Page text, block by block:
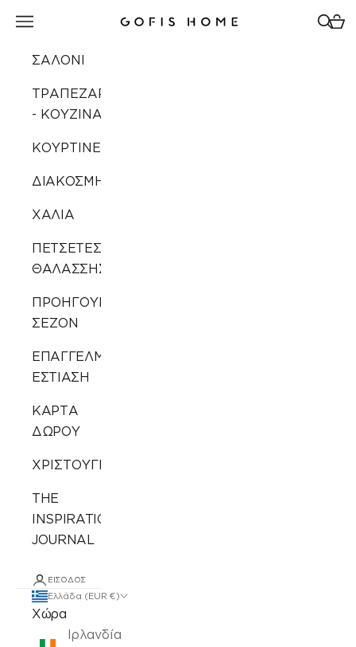
Gofis Home
Άνοιγμα μενού πλοήγησης
ΣΑΛΟΝΙ
ΤΡΑΠΕΖΑΡΙΑ
- ΚΟΥΖΙΝΑ
ΚΟΥΡΤΙΝΕΣ
ΔΙΑΚΟΣΜΗΣΗ
ΧΑΛΙΑ
ΠΕΤΣΕΤΕΣ
ΘΑΛΑΣΣΗΣ
ΠΡΟΗΓΟΥΜΕΝΩΝ
ΣΕΖΟΝ
ΕΠΑΓΓΕΛΜΑΤΙΚΗ
ΕΣΤΙΑΣΗ
ΚΑΡΤΑ
ΔΩΡΟΥ
ΧΡΙΣΤΟΥΓΕΝΝΙΑΤΙΚΑ
THE
INSPIRATION
JOURNAL
ΕΊΣΟΔΟΣ
Ελλάδα (EUR €)
Χώρα
Ιρλανδία